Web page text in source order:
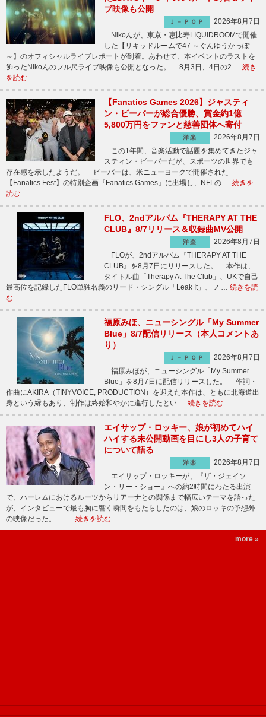
ブ映像も公開
Ｊ－ＰＯＰ
2026年8月7日
Nikoんが、東京・恵比寿LIQUIDROOMで開催
した【リキッドルームで47 ～ぐんゆうかっぽ
～】のオフィシャルライブレポートが到着。あわせて、本イベントのラストを
飾ったNikoんのフル尺ライブ映像も公開となった。 8月3日、4日の2 … 続き
を読む
【Fanatics Games 2026】ジャスティ
ン・ビーバーが総合優勝、賞金約1億
5,800万円をファンと慈善団体へ寄付
洋楽
2026年8月7日
この1年間、音楽活動で話題を集めてきたジャ
スティン・ビーバーだが、スポーツの世界でも
存在感を示したようだ。 ビーバーは、米ニューヨークで開催された
【Fanatics Fest】の特別企画『Fanatics Games』に出場し、NFLの … 続きを
読む
FLO、2ndアルバム『THERAPY AT THE
CLUB』8/7リリース＆収録曲MV公開
洋楽
2026年8月7日
FLOが、2ndアルバム『THERAPY AT THE
CLUB』を8月7日にリリースした。 本作は、
タイトル曲「Therapy At The Club」、UKで自己
最高位を記録したFLO単独名義のリード・シングル「Leak It」、フ … 続きを読
む
福原みほ、ニューシングル「My Summer
Blue」8/7配信リリース（本人コメントあ
り）
Ｊ－ＰＯＰ
2026年8月7日
福原みほが、ニューシングル「My Summer
Blue」を8月7日に配信リリースした。 作詞・
作曲にAKIRA（TINYVOICE, PRODUCTION）を迎えた本作は、ともに北海道出
身という縁もあり、制作は終始和やかに進行したとい … 続きを読む
エイサップ・ロッキー、娘が初めてハイ
ハイする未公開動画を目にし3人の子育て
について語る
洋楽
2026年8月7日
エイサップ・ロッキーが、『ザ・ジェイソ
ン・リー・ショー』への約2時間にわたる出演
で、ハーレムにおけるルーツからリアーナとの関係まで幅広いテーマを語った
が、インタビューで最も胸に響く瞬間をもたらしたのは、娘のロッキの予想外
の映像だった。 … 続きを読む
more »